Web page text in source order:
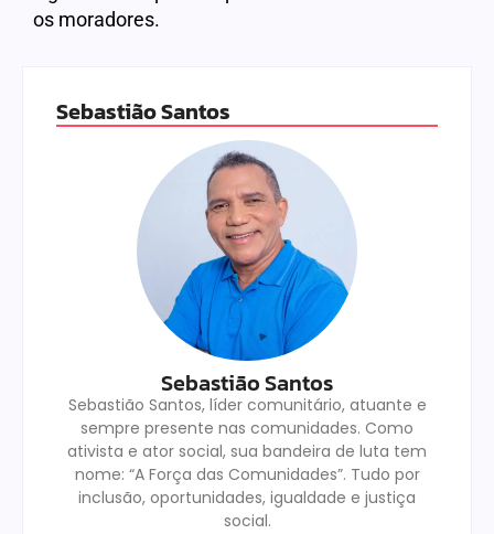
os moradores.
Sebastião Santos
Sebastião Santos
Sebastião Santos, líder comunitário, atuante e
sempre presente nas comunidades. Como
ativista e ator social, sua bandeira de luta tem
nome: “A Força das Comunidades”. Tudo por
inclusão, oportunidades, igualdade e justiça
social.